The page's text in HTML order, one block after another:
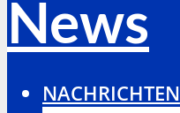
NACHRICHTEN